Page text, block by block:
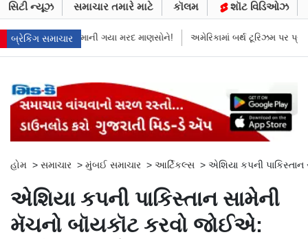
સિટી ન્યૂઝ સમાચાર તમારે માટે કૉલમ શૉટ વિડિઓઝ
બ્રેકિંગ સમાચાર
માની ગયા મરદ માણસોને! અમેરિકામાં બર્થ ટૂરિઝમ પર પ્રતિબંધ મૂક્યો ડોનલ્ડ
હોમ > સમાચાર > મુંબઈ સમાચાર > આર્ટિકલ્સ > એશિયા કપની
એશિયા કપની પાકિસ્તાન સામેની
મૅચનો બૉયકૉટ કરવો જોઈએ: